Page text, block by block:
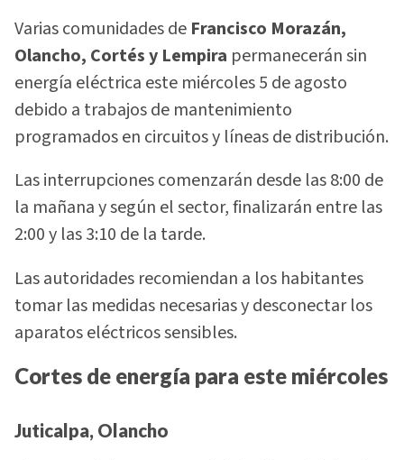
Varias comunidades de Francisco Morazán,
Olancho, Cortés y Lempira permanecerán sin
energía eléctrica este miércoles 5 de agosto
debido a trabajos de mantenimiento
programados en circuitos y líneas de distribución.
Las interrupciones comenzarán desde las 8:00 de
la mañana y según el sector, finalizarán entre las
2:00 y las 3:10 de la tarde.
Las autoridades recomiendan a los habitantes
tomar las medidas necesarias y desconectar los
aparatos eléctricos sensibles.
Cortes de energía para este miércoles
Juticalpa, Olancho